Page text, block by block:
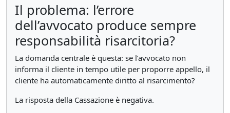
Il problema: l’errore
dell’avvocato produce sempre
responsabilità risarcitoria?
La domanda centrale è questa: se l’avvocato non
informa il cliente in tempo utile per proporre appello, il
cliente ha automaticamente diritto al risarcimento?
La risposta della Cassazione è negativa.